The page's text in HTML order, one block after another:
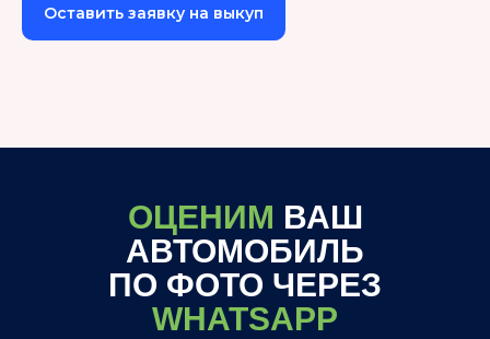
Оставить заявку на выкуп
ОЦЕНИМ ВАШ
АВТОМОБИЛЬ
ПО ФОТО ЧЕРЕЗ
WHATSAPP